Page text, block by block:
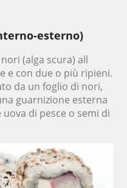
esterno)
(alga scura) all
e con due o più ripieni.
da un foglio di nori,
guarnizione esterna
di pesce o semi di